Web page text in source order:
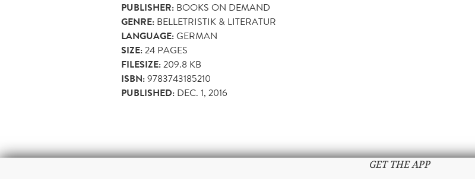
PUBLISHER: BOOKS ON DEMAND
GENRE: BELLETRISTIK & LITERATUR
LANGUAGE:GERMAN
SIZE:24 PAGES
FILESIZE:209.8 KB
ISBN:9783743185210
PUBLISHED: DEC. 1, 2016
GET THE APP